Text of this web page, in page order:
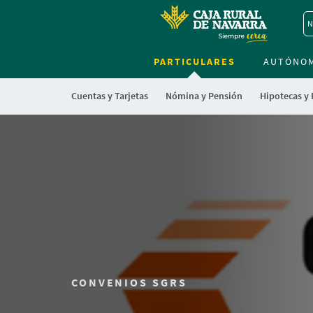
PARTICULARES
Cuentas y Tarjetas Nómina y Pensión Hipotecas y
CONVENIOS SGRS